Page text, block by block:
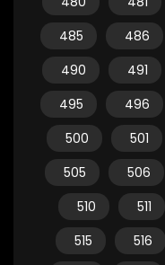
485
486
490
491
495
496
500
501
505
506
510
511
515
516